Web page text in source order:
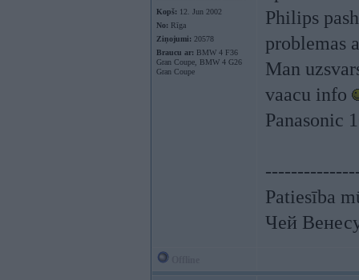
Kopš: 12. Jun 2002
No: Rīga
Ziņojumi: 20578
Braucu ar: BMW 4 F36
Gran Coupe, BMW 4 G26
Gran Coupe
Philips
problemas
Man
vaacu info
Panasonic
Patiesība
Чей